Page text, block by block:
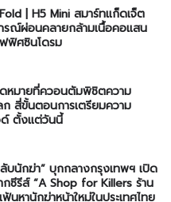
| H5 Mini สมาร์ทแก็ดเจ็ต
ณ์ผ่อนคลายกล้ามเนื้อคอแสน
ฟิศซินโดรม
หมายที่ควอนตัมพิชิตความ
ก สี่ขั้นตอนการเตรียมความ
ด์ ตั้งแต่วันนี้
บนักฆ่า” บุกกลางกรุงเทพฯ เปิด
กซีรีส์ “A Shop for Killers ร้าน
นหานักฆ่าหน้าใหม่ในประเทศไทย